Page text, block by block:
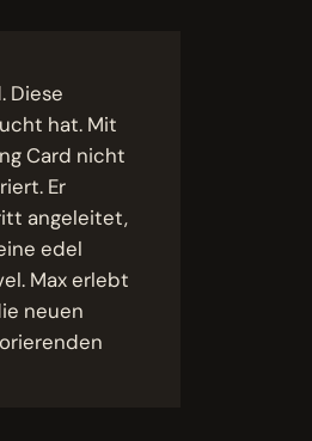
Diese
hat. Mit
Card nicht
Er
angeleitet,
edel
Max erlebt
neuen